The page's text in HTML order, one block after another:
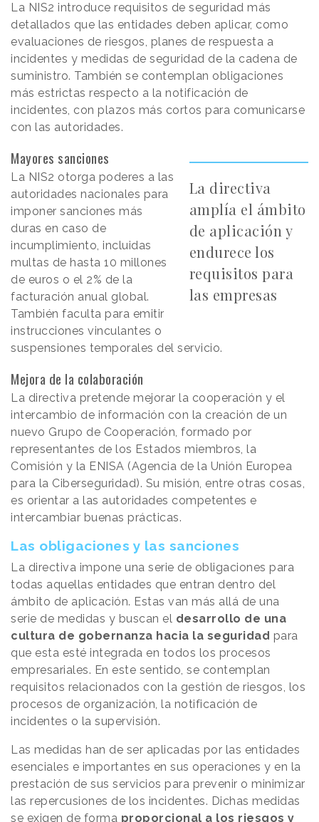
La NIS2 introduce requisitos de seguridad más
detallados que las entidades deben aplicar, como
evaluaciones de riesgos, planes de respuesta a
incidentes y medidas de seguridad de la cadena de
suministro. También se contemplan obligaciones
más estrictas respecto a la notificación de
incidentes, con plazos más cortos para comunicarse
con las autoridades.
La directiva
amplía el ámbito
de aplicación y
endurece los
requisitos para
las empresas
Mayores sanciones
La NIS2 otorga poderes a las
autoridades nacionales para
imponer sanciones más
duras en caso de
incumplimiento, incluidas
multas de hasta 10 millones
de euros o el 2% de la
facturación anual global.
También faculta para emitir
instrucciones vinculantes o
suspensiones temporales del servicio.
Mejora de la colaboración
La directiva pretende mejorar la cooperación y el
intercambio de información con la creación de un
nuevo Grupo de Cooperación, formado por
representantes de los Estados miembros, la
Comisión y la ENISA (Agencia de la Unión Europea
para la Ciberseguridad). Su misión, entre otras cosas,
es orientar a las autoridades competentes e
intercambiar buenas prácticas.
Las obligaciones y las sanciones
La directiva impone una serie de obligaciones para
todas aquellas entidades que entran dentro del
ámbito de aplicación. Estas van más allá de una
serie de medidas y buscan el desarrollo de una
cultura de gobernanza hacia la seguridad para
que esta esté integrada en todos los procesos
empresariales. En este sentido, se contemplan
requisitos relacionados con la gestión de riesgos, los
procesos de organización, la notificación de
incidentes o la supervisión.
Las medidas han de ser aplicadas por las entidades
esenciales e importantes en sus operaciones y en la
prestación de sus servicios para prevenir o minimizar
las repercusiones de los incidentes. Dichas medidas
se exigen de forma proporcional a los riesgos y